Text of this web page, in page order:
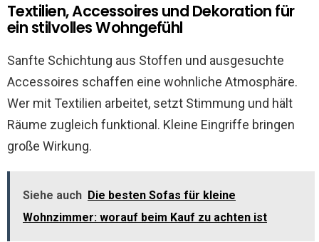
Textilien, Accessoires und Dekoration für
ein stilvolles Wohngefühl
Sanfte Schichtung aus Stoffen und ausgesuchte
Accessoires schaffen eine wohnliche Atmosphäre.
Wer mit Textilien arbeitet, setzt Stimmung und hält
Räume zugleich funktional. Kleine Eingriffe bringen
große Wirkung.
Siehe auch Die besten Sofas für kleine
Wohnzimmer: worauf beim Kauf zu achten ist